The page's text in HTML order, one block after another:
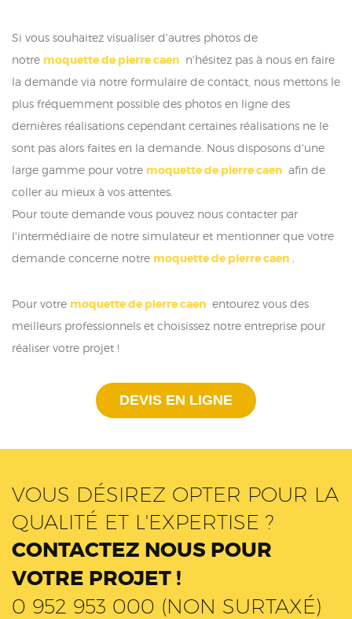
Si vous souhaitez visualiser d'autres photos de
notre moquette de pierre caen n'hésitez pas à nous en faire
la demande via notre formulaire de contact, nous mettons le
plus fréquemment possible des photos en ligne des
dernières réalisations cependant certaines réalisations ne le
sont pas alors faites en la demande. Nous disposons d'une
large gamme pour votre moquette de pierre caen afin de
coller au mieux à vos attentes.
Pour toute demande vous pouvez nous contacter par
l'intermédiaire de notre simulateur et mentionner que votre
demande concerne notre moquette de pierre caen
Pour votre moquette de pierre caen entourez vous des
meilleurs professionnels et choisissez notre entreprise pour
réaliser votre projet !
DEVIS EN LIGNE
VOUS DÉSIREZ OPTER POUR LA
QUALITÉ ET L'EXPERTISE ?
CONTACTEZ NOUS POUR
VOTRE PROJET !
0 952 953 000 (NON SURTAXÉ)